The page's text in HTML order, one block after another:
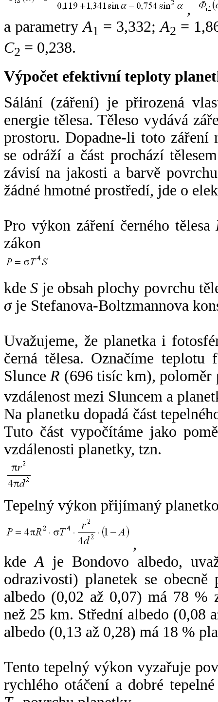
,
a parametryA1 = 3,332;A2 =
C2 = 0,238.
Výpočet efektivní teploty
Sálání (záření) je přirozená
energie tělesa. Těleso vydává
prostoru. Dopadne-li toto záření
se odráží a část prochází
závisí na jakosti a barvě
žádné hmotné prostředí, jde o
Pro výkon záření černého tělesa
zákon
kdeS je obsah plochy povrchu
σje Stefanova-Boltzmannova
Uvažujeme, že planetka i
černá tělesa. Označíme
SlunceR (696 tisíc km),
vzdálenost mezi Sluncem a
Na planetku dopadá část
Tuto část vypočítáme jako
vzdálenosti planetky, tzn.
Tepelný výkon přijímaný
,
kdeA je Bondovo albedo,
odrazivosti) planetek se
albedo (0,02 až 0,07) má 78 %
než 25 km. Střední albedo (0,08
albedo (0,13 až 0,28) má 18 %
Tento tepelný výkon vyzařuje
rychlého otáčení a dobré